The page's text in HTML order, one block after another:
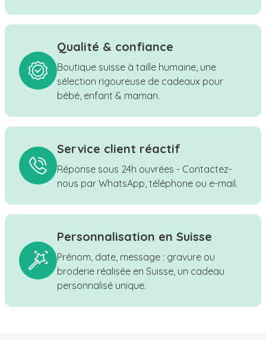
Qualité & confiance
Boutique suisse à taille humaine, une
sélection rigoureuse de cadeaux pour
bébé, enfant & maman.
Service client réactif
Réponse sous 24h ouvrées - Contactez-
nous par WhatsApp, téléphone ou e-mail.
Personnalisation en Suisse
Prénom, date, message : gravure ou
broderie réalisée en Suisse, un cadeau
personnalisé unique.